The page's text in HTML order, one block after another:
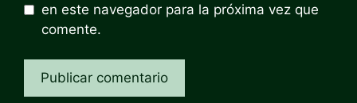
en este navegador para la próxima vez que
comente.